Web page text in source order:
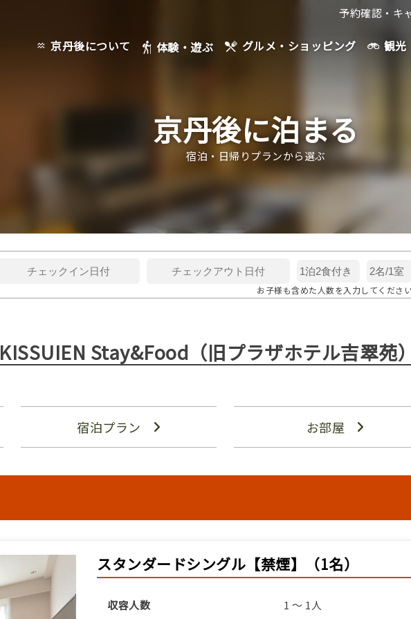
予約確認・キ
京丹後について 体験・遊ぶ グルメ・ショッピング 観光
京丹後に泊まる
宿泊・日帰りプランから選ぶ
お子様も含めた人数を入力してくださ
KISSUIEN Stay&Food（旧プラザホテル吉翠苑
宿泊プラン お部屋
スタンダードシングル【禁煙】（1名）
収容人数 1 ～ 1人